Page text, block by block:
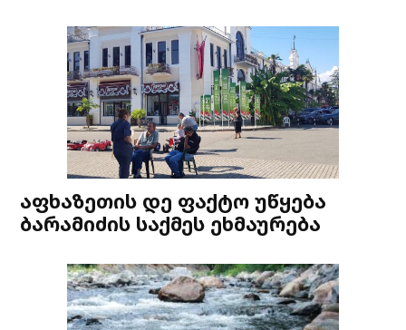
აფხაზეთის დე ფაქტო უწყება
ბარამიძის საქმეს ეხმაურება